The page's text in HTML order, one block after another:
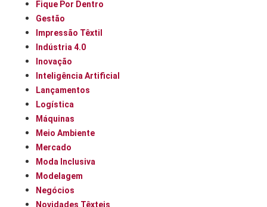
Fique Por Dentro
Gestão
Impressão Têxtil
Indústria 4.0
Inovação
Inteligência Artificial
Lançamentos
Logística
Máquinas
Meio Ambiente
Mercado
Moda Inclusiva
Modelagem
Negócios
Novidades Têxteis